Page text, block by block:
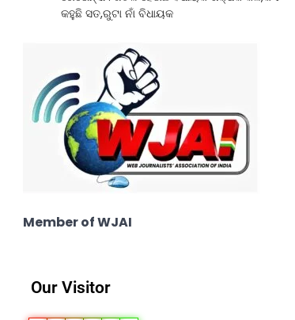
କହୁଛି ସତ,ରୁଟା ନାଁ ବିଧାୟକ
Member of WJAI
Our Visitor